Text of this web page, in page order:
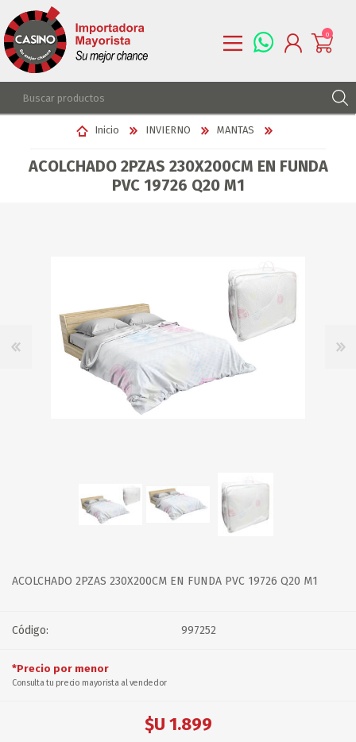
REGISTRARSE
LISTA DE DESEOS
0
Inicio INVIERNO MANTAS
ACOLCHADO 2PZAS 230X200CM EN FUNDA
PVC 19726 Q20 M1
ACOLCHADO 2PZAS 230X200CM EN FUNDA PVC 19726 Q20 M1
Código: 997252
*Precio por menor
Consulta tu precio mayorista al vendedor
$U 1.899